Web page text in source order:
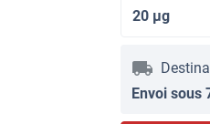
20 μg
Envoi sous